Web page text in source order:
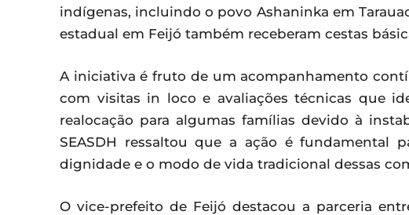
indígenas, incluindo o povo Ashaninka em
estadual em Feijó também receberam cestas
A iniciativa é fruto de um acompanhamento
com visitas in loco e avaliações técnicas que
realocação para algumas famílias devido à
SEASDH ressaltou que a ação é fundamental
dignidade e o modo de vida tradicional dessas
O vice-prefeito de Feijó destacou a parceria